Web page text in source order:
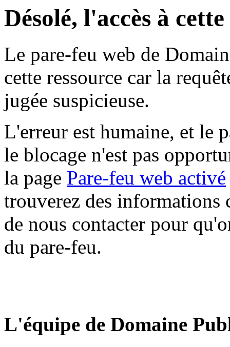
Désolé, l'accès à
Le pare-feu web de
cette ressource car la
jugée suspicieuse.
L'erreur est humaine, et le
le blocage n'est pas
la page Pare-feu web activé
trouverez des informations
de nous contacter pour
du pare-feu.
L'équipe de Domaine